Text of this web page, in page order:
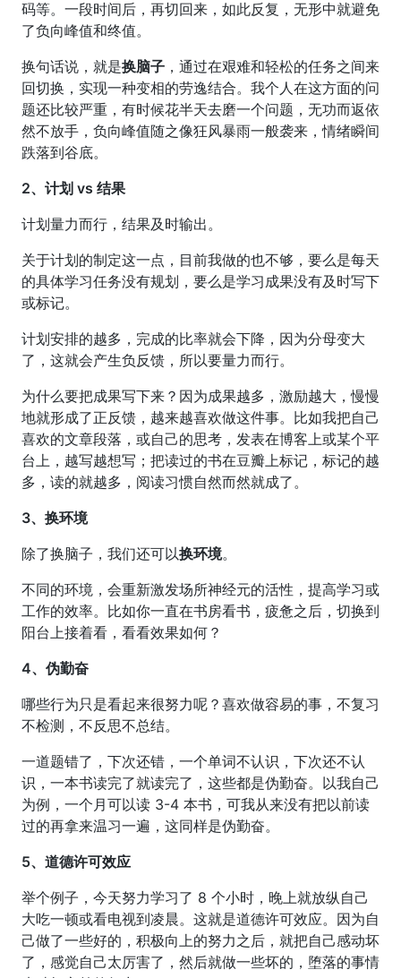
码等。一段时间后，再切回来，如此反复，无形中就避免
了负向峰值和终值。
换句话说，就是换脑子 ，通过在艰难和轻松的任务之间来
回切换，实现一种变相的劳逸结合。我个人在这方面的问
题还比较严重，有时候花半天去磨一个问题，无功而返依
然不放手，负向峰值随之像狂风暴雨一般袭来，情绪瞬间
跌落到谷底。
2、计划 vs 结果
计划量力而行，结果及时输出。
关于计划的制定这一点，目前我做的也不够，要么是每天
的具体学习任务没有规划，要么是学习成果没有及时写下
或标记。
计划安排的越多，完成的比率就会下降，因为分母变大
了，这就会产生负反馈，所以要量力而行。
为什么要把成果写下来？因为成果越多，激励越大，慢慢
地就形成了正反馈，越来越喜欢做这件事。比如我把自己
喜欢的文章段落，或自己的思考，发表在博客上或某个平
台上，越写越想写；把读过的书在豆瓣上标记，标记的越
多，读的就越多，阅读习惯自然而然就成了。
3、换环境
除了换脑子，我们还可以换环境。
不同的环境，会重新激发场所神经元的活性，提高学习或
工作的效率。比如你一直在书房看书，疲惫之后，切换到
阳台上接着看，看看效果如何？
4、伪勤奋
哪些行为只是看起来很努力呢？喜欢做容易的事，不复习
不检测，不反思不总结。
一道题错了，下次还错，一个单词不认识，下次还不认
识，一本书读完了就读完了，这些都是伪勤奋。以我自己
为例，一个月可以读 3-4 本书，可我从来没有把以前读
过的再拿来温习一遍，这同样是伪勤奋。
5、道德许可效应
举个例子，今天努力学习了 8 个小时，晚上就放纵自己
大吃一顿或看电视到凌晨。这就是道德许可效应。因为自
己做了一些好的，积极向上的努力之后，就把自己感动坏
了，感觉自己太厉害了，然后就做一些坏的，堕落的事情